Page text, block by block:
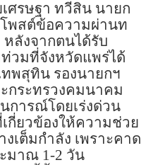
ศรษฐา ทวีสิน นายก
พสต์ข้อความผ่านท
หลังจากตนได้รับ
วมที่จังหวัดแพร่ได้
พสุทิน รองนายกฯ
กระทรวงคมนาคม
การณ์โดยเร่งด่วน
กี่ยวข้องให้ความช่วย
เต็มกำลัง เพราะคาด
มาณ 1-2 วัน